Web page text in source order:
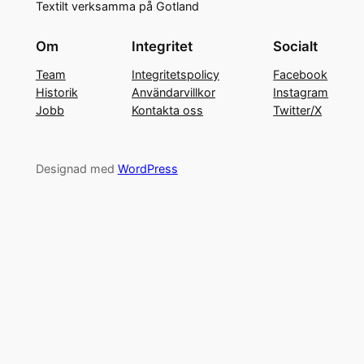
Textilt verksamma på Gotland
Om
Team
Historik
Jobb
Integritet
Integritetspolicy
Användarvillkor
Kontakta oss
Socialt
Facebook
Instagram
Twitter/X
Designad med WordPress